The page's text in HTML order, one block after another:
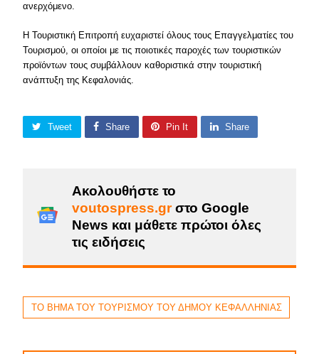
ανερχόμενο.
Η Τουριστική Επιτροπή ευχαριστεί όλους τους Επαγγελματίες του
Τουρισμού, οι οποίοι με τις ποιοτικές παροχές των τουριστικών
προϊόντων τους συμβάλλουν καθοριστικά στην τουριστική
ανάπτυξη της Κεφαλονιάς.
Tweet Share Pin It Share
Ακολουθήστε το
voutospress.grστο Google
News και μάθετε πρώτοι όλες
τις ειδήσεις
ΤΟ ΒΗΜΑ ΤΟΥ ΤΟΥΡΙΣΜΟΥ ΤΟΥ ΔΗΜΟΥ ΚΕΦΑΛΛΗΝΙΑΣ